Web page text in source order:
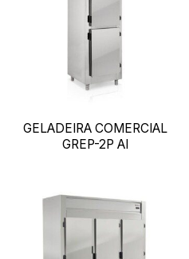
GELADEIRA COMERCIAL
GREP-2P AI